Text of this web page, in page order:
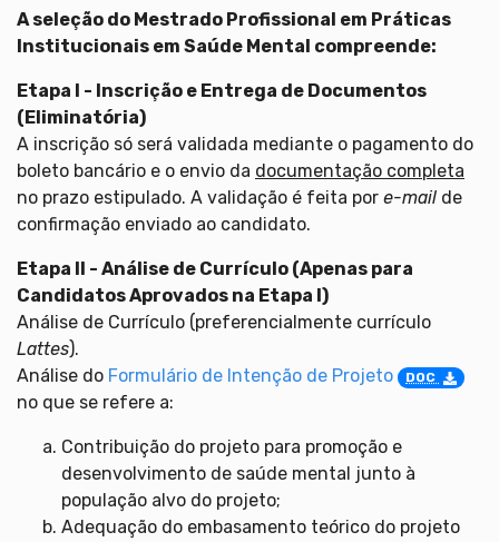
A seleção do Mestrado Profissional em Práticas
Institucionais em Saúde Mental compreende:
Etapa I - Inscrição e Entrega de Documentos
(Eliminatória)
A inscrição só será validada mediante o pagamento do
boleto bancário e o envio da documentação completa
no prazo estipulado. A validação é feita por e-mail de
confirmação enviado ao candidato.
Etapa II - Análise de Currículo (Apenas para
Candidatos Aprovados na Etapa I)
Análise de Currículo (preferencialmente currículo
Lattes).
Análise do Formulário de Intenção de Projeto DOC
no que se refere a:
Contribuição do projeto para promoção e
desenvolvimento de saúde mental junto à
população alvo do projeto;
Adequação do embasamento teórico do projeto